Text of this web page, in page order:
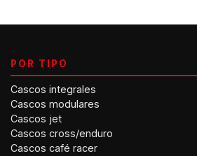
POR TIPO
Cascos integrales
Cascos modulares
Cascos jet
Cascos cross/enduro
Cascos café racer